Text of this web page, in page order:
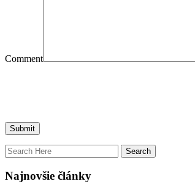
Comment
Najnovšie články